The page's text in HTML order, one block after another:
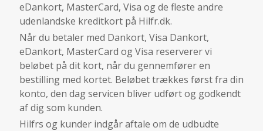
eDankort, MasterCard, Visa og de fleste andre
udenlandske kreditkort på Hilfr.dk.
Når du betaler med Dankort, Visa Dankort,
eDankort, MasterCard og Visa reserverer vi
beløbet på dit kort, når du gennemfører en
bestilling med kortet. Beløbet trækkes først fra din
konto, den dag servicen bliver udført og godkendt
af dig som kunden.
Hilfrs og kunder indgår aftale om de udbudte